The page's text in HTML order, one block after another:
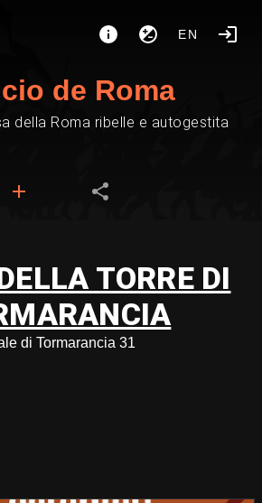
EN
de Roma
della Roma ribelle e autogestita
TORRE DI
di Tormarancia 31